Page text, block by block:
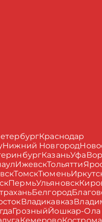
Краснодар
Нижний Новгород
КазаньУфа
ИжевскТольятти
ТомскТюмень
ПермьУльяновск
Белгород
Владикавказ
ГрозныйЙошкар-Ола